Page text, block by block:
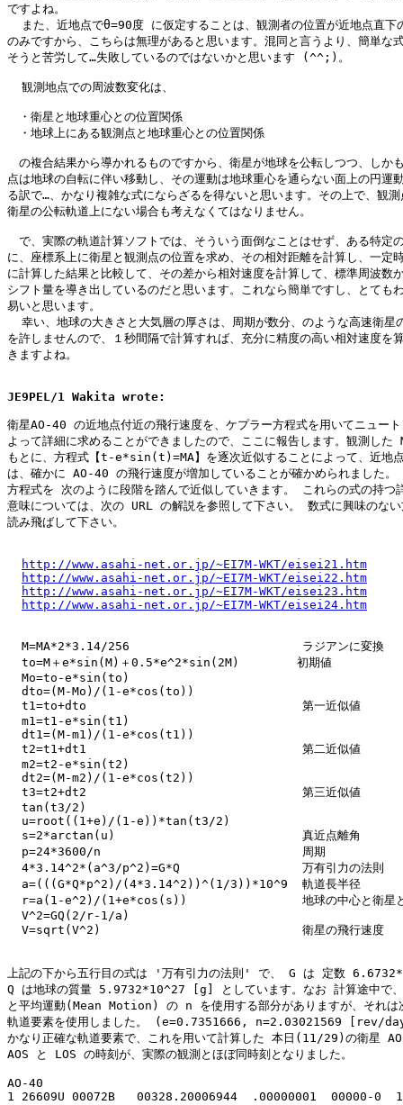
ですよね。
また、近地点でθ=90度 に仮定することは、観測者の位置が近地点直下
のみですから、こちらは無理があると思います。混同と言うより、簡単な
そうと苦労して…失敗しているのではないかと思います (^^;)。
  観測地点での周波数変化は、
・衛星と地球重心との位置関係
・地球上にある観測点と地球重心との位置関係
の複合結果から導かれるものですから、衛星が地球を公転しつつ、しか
点は地球の自転に伴い移動し、その運動は地球重心を通らない面上の円運
る訳で…、かなり複雑な式にならざるを得ないと思います。その上で、観測
衛星の公転軌道上にない場合も考えなくてはなりません。
で、実際の軌道計算ソフトでは、そういう面倒なことはせず、ある特定
に、座標系上に衛星と観測点の位置を求め、その相対距離を計算し、一定
に計算した結果と比較して、その差から相対速度を計算して、標準周波数
シフト量を導き出しているのだと思います。これなら簡単ですし、とても
易いと思います。
幸い、地球の大きさと大気層の厚さは、周期が数分、のような高速衛星
を許しませんので、１秒間隔で計算すれば、充分に精度の高い相対速度を
きますよね。
JE9PEL/1 Wakita wrote:
衛星AO-40 の近地点付近の飛行速度を、ケプラー方程式を用いてニュー
よって詳細に求めることができましたので、ここに報告します。観測した
もとに、方程式【t-e*sin(t)=MA】を逐次近似することによって、近地
は、確かに AO-40 の飛行速度が増加していることが確かめられました。
方程式を 次のように段階を踏んで近似していきます。 これらの式の持つ
意味については、次の URL の解説を参照して下さい。 数式に興味のな
読み飛ばして下さい。
http://www.asahi-net.or.jp/~EI7M-WKT/eisei21.htm
http://www.asahi-net.or.jp/~EI7M-WKT/eisei22.htm
http://www.asahi-net.or.jp/~EI7M-WKT/eisei23.htm
http://www.asahi-net.or.jp/~EI7M-WKT/eisei24.htm
  M=MA*2*3.14/256                        ラジアンに変換
  to=M＋e*sin(M)＋0.5*e^2*sin(2M)        初期値
  Mo=to-e*sin(to)
  dto=(M-Mo)/(1-e*cos(to))
  t1=to+dto                              第一近似値
  m1=t1-e*sin(t1)
  dt1=(M-m1)/(1-e*cos(t1))
  t2=t1+dt1                              第二近似値
  m2=t2-e*sin(t2)
  dt2=(M-m2)/(1-e*cos(t2))
  t3=t2+dt2                              第三近似値
  tan(t3/2)
  u=root((1+e)/(1-e))*tan(t3/2)
  s=2*arctan(u)                          真近点離角
  p=24*3600/n                            周期
  4*3.14^2*(a^3/p^2)=G*Q                 万有引力の法則
  a=(((G*Q*p^2)/(4*3.14^2))^(1/3))*10^9  軌道長半径
r=a(1-e^2)/(1+e*cos(s))                地球の中心と衛星
  V^2=GQ(2/r-1/a)
  V=sqrt(V^2)                            衛星の飛行速度
上記の下から五行目の式は '万有引力の法則' で、 G は 定数
Q は地球の質量 5.9732*10^27 [g] としています。なお 計算途中で
と平均運動(Mean Motion) の n を使用する部分がありますが、それは
軌道要素を使用しました。 (e=0.7351666, n=2.03021569 [rev/
かなり正確な軌道要素で、これを用いて計算した 本日(11/29)の衛星
AOS と LOS の時刻が、実際の観測とほぼ同時刻となりました。
AO-40
1 26609U 00072B   00328.20006944  .00000001  00000-0